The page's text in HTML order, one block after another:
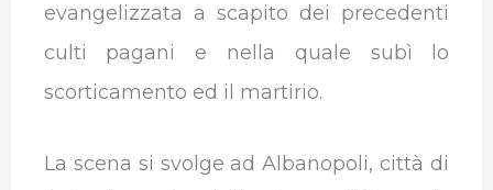
evangelizzata a scapito dei precedenti
culti pagani e nella quale subì lo
scorticamento ed il martirio.
La scena si svolge ad Albanopoli, città di